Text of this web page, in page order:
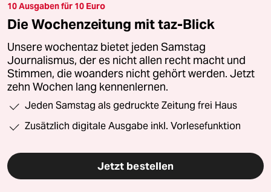
10 Ausgaben für 10 Euro
Die Wochenzeitung mit taz-Blick
Unsere wochentaz bietet jeden Samstag
Journalismus, der es nicht allen recht macht und
Stimmen, die woanders nicht gehört werden. Jetzt
zehn Wochen lang kennenlernen.
Jeden Samstag als gedruckte Zeitung frei Haus
Zusätzlich digitale Ausgabe inkl. Vorlesefunktion
Jetzt bestellen